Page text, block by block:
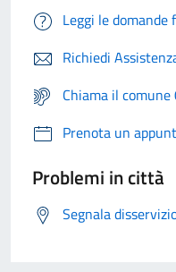
Leggi le domande
Richiedi
Chiama il
Prenota un
Problemi in città
Segnala